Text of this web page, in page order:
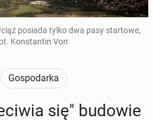
posiada tylko dwa pasy startowe,
Konstantin Von
Gospodarka
się" budowie